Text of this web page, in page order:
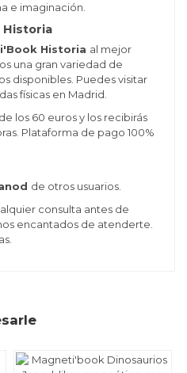
e imaginación.
Historia
Historia al mejor
una gran variedad de
disponibles. Puedes visitar
físicas en Madrid.
los 60 euros y los recibirás
Plataforma de pago 100%
de otros usuarios.
consulta antes de
encantados de atenderte.